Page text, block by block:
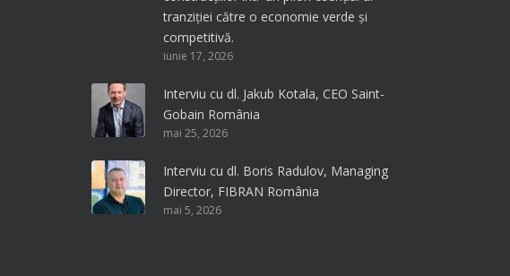
tranziției către o economie verde și
competitivă.
iunie 17, 2026
Interviu cu dl. Jakub Kotala, CEO Saint-
Gobain România
mai 25, 2026
Interviu cu dl. Boris Radulov, Managing
Director, FIBRAN România
mai 5, 2026